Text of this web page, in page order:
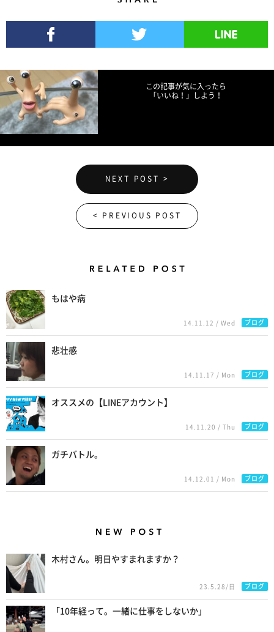
この記事が気に入ったら
「いいね！」しよう！
NEXT POST >
< PREVIOUS POST
もはや病
14.11.12 / Wed ブログ
悲壮感
14.11.17 / Mon ブログ
オススメの【LINEアカウント】
14.11.20 / Thu ブログ
ガチバトル。
14.12.01 / Mon ブログ
木村さん。明日やすまれますか？
23.5.28/日 ブログ
「10年経って。一緒に仕事をしないか」